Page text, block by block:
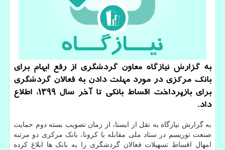
به گزارش نیازگاه معاون گردشگری از رفع ابهام برای
بانك مركزی در مورد مهلت دادن به فعالان گردشگری
برای بازپرداخت اقساط بانكی تا آخر سال ۱۳۹۹، اطلاع
داد.
به گزارش نیازگاه به نقل از ایسنا، از زمان تصویب بسته دوم حمایت
صنعت توریسم در ستاد ملی مقابله با کرونا، بانک مرکزی دو مرتبه
امهال اقساط تسهیلات فعالان گردشگری را به بانک ها ابلاغ کرده